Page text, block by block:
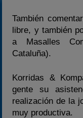
También
libre, y también
a Masalles
Cataluña).
Korridas &
gente su
realización de la
muy productiva.